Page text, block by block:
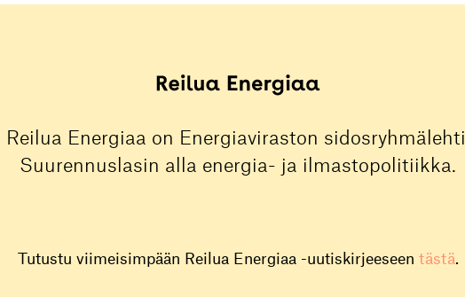
Reilua Energiaa on Energiaviraston sidosryhmälehti.
Suurennuslasin alla energia- ja ilmastopolitiikka.
Tutustu viimeisimpään Reilua Energiaa -uutiskirjeeseen tästä.